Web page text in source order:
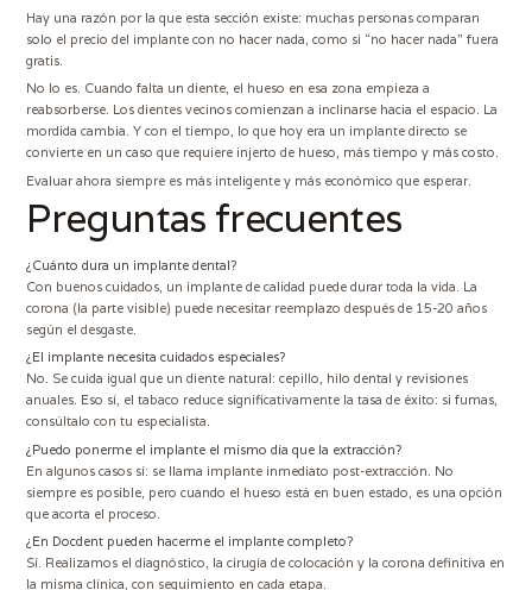
Hay una razón por la que esta sección existe: muchas personas comparan
solo el precio del implante con no hacer nada, como si “no hacer nada” fuera
gratis.
No lo es. Cuando falta un diente, el hueso en esa zona empieza a
reabsorberse. Los dientes vecinos comienzan a inclinarse hacia el espacio. La
mordida cambia. Y con el tiempo, lo que hoy era un implante directo se
convierte en un caso que requiere injerto de hueso, más tiempo y más costo.
Evaluar ahora siempre es más inteligente y más económico que esperar.
Preguntas frecuentes
¿Cuánto dura un implante dental?
Con buenos cuidados, un implante de calidad puede durar toda la vida. La
corona (la parte visible) puede necesitar reemplazo después de 15-20 años
según el desgaste.
¿El implante necesita cuidados especiales?
No. Se cuida igual que un diente natural: cepillo, hilo dental y revisiones
anuales. Eso sí, el tabaco reduce significativamente la tasa de éxito: si fumas,
consúltalo con tu especialista.
¿Puedo ponerme el implante el mismo día que la extracción?
En algunos casos sí: se llama implante inmediato post-extracción. No
siempre es posible, pero cuando el hueso está en buen estado, es una opción
que acorta el proceso.
¿En Docdent pueden hacerme el implante completo?
Sí. Realizamos el diagnóstico, la cirugía de colocación y la corona definitiva en
la misma clínica, con seguimiento en cada etapa.